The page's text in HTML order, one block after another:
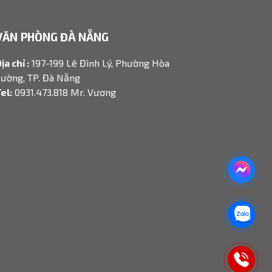
PHÒNG ĐÀ NẴNG
chỉ : 197-199 Lê Đình Lý, Phường Hòa
TP. Đà Nẵng
0931.473.818 Mr. Vương